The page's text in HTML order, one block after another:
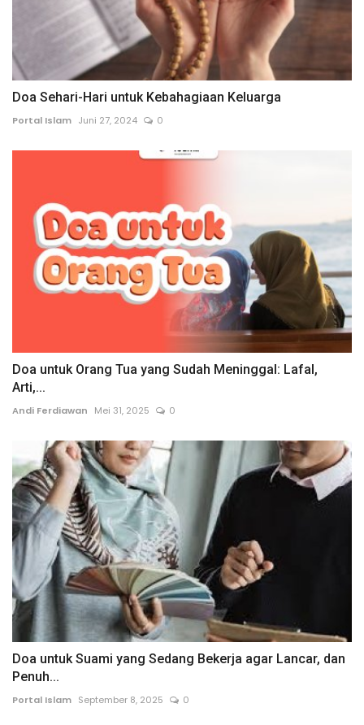
Doa Sehari-Hari untuk Kebahagiaan Keluarga
Portal Islam Juni 27, 2024 0
Doa untuk Orang Tua yang Sudah Meninggal: Lafal,
Arti,...
Andi Ferdiawan Mei 31, 2025 0
Doa untuk Suami yang Sedang Bekerja agar Lancar, dan
Penuh...
Portal Islam September 8, 2025 0